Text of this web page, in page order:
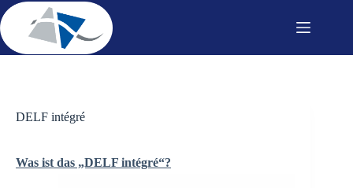
Zum
Inhalt
springen
DELF intégré
Was ist das „DELF intégré“?